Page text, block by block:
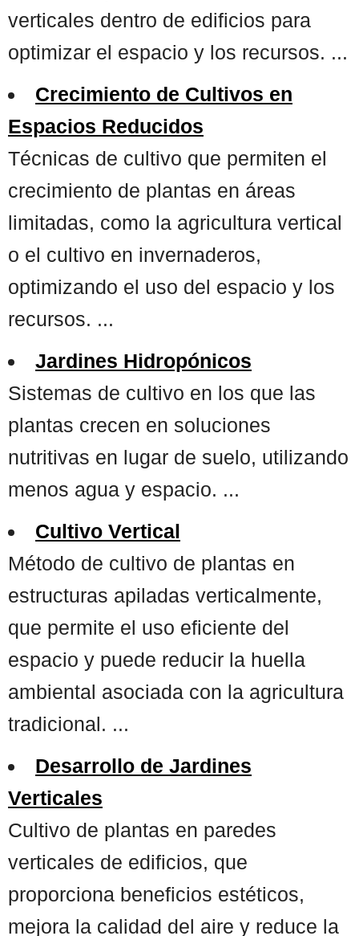
verticales dentro de edificios para
optimizar el espacio y los recursos. ...
Crecimiento de Cultivos en
Espacios Reducidos
Técnicas de cultivo que permiten el
crecimiento de plantas en áreas
limitadas, como la agricultura vertical
o el cultivo en invernaderos,
optimizando el uso del espacio y los
recursos. ...
Jardines Hidropónicos
Sistemas de cultivo en los que las
plantas crecen en soluciones
nutritivas en lugar de suelo, utilizando
menos agua y espacio. ...
Cultivo Vertical
Método de cultivo de plantas en
estructuras apiladas verticalmente,
que permite el uso eficiente del
espacio y puede reducir la huella
ambiental asociada con la agricultura
tradicional. ...
Desarrollo de Jardines
Verticales
Cultivo de plantas en paredes
verticales de edificios, que
proporciona beneficios estéticos,
mejora la calidad del aire y reduce la